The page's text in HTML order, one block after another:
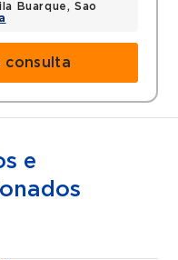
Buarque, Sao
consulta
e